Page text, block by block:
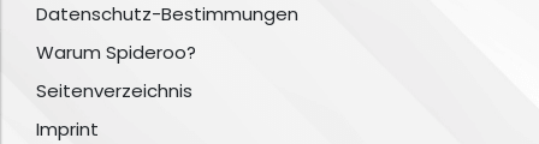
Datenschutz-Bestimmungen
Warum Spideroo?
Seitenverzeichnis
Imprint